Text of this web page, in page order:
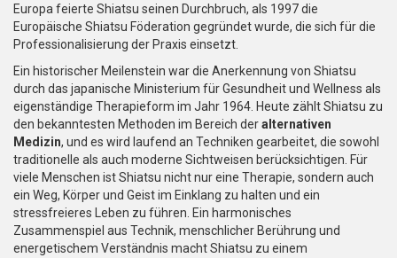
Europa feierte Shiatsu seinen Durchbruch, als 1997 die
Europäische Shiatsu Föderation gegründet wurde, die sich für die
Professionalisierung der Praxis einsetzt.
Ein historischer Meilenstein war die Anerkennung von Shiatsu
durch das japanische Ministerium für Gesundheit und Wellness als
eigenständige Therapieform im Jahr 1964. Heute zählt Shiatsu zu
den bekanntesten Methoden im Bereich deralternativen
Medizin, und es wird laufend an Techniken gearbeitet, die sowohl
traditionelle als auch moderne Sichtweisen berücksichtigen. Für
viele Menschen ist Shiatsu nicht nur eine Therapie, sondern auch
ein Weg, Körper und Geist im Einklang zu halten und ein
stressfreieres Leben zu führen. Ein harmonisches
Zusammenspiel aus Technik, menschlicher Berührung und
energetischem Verständnis macht Shiatsu zu einem